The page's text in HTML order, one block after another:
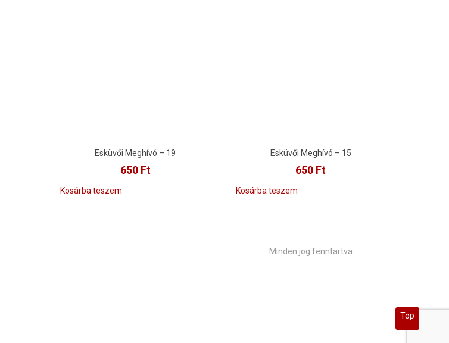
Esküvői Meghívó – 19
650 Ft
Kosárba teszem
Esküvői Meghívó – 15
650 Ft
Kosárba teszem
Minden jog fenntartva.
Top